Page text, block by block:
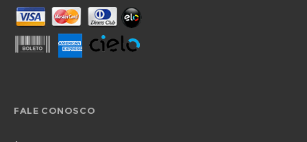
FALE CONOSCO